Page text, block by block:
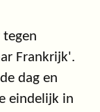
tegen
Frankrijk'.
dag en
eindelijk in